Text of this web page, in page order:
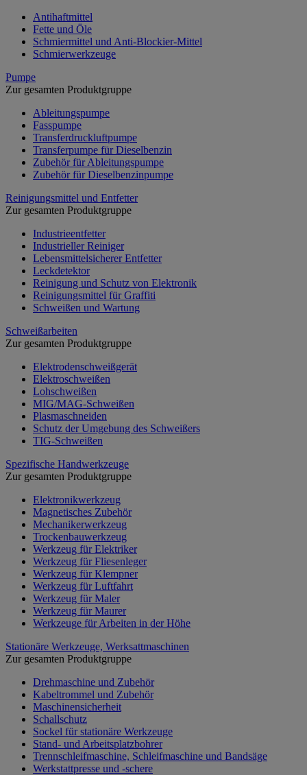
Antihaftmittel
Fette und Öle
Schmiermittel und Anti-Blockier-Mittel
Schmierwerkzeuge
Pumpe
Zur gesamten Produktgruppe
Ableitungspumpe
Fasspumpe
Transferdruckluftpumpe
Transferpumpe für Dieselbenzin
Zubehör für Ableitungspumpe
Zubehör für Dieselbenzinpumpe
Reinigungsmittel und Entfetter
Zur gesamten Produktgruppe
Industrieentfetter
Industrieller Reiniger
Lebensmittelsicherer Entfetter
Leckdetektor
Reinigung und Schutz von Elektronik
Reinigungsmittel für Graffiti
Schweißen und Wartung
Schweißarbeiten
Zur gesamten Produktgruppe
Elektrodenschweißgerät
Elektroschweißen
Lohschweißen
MIG/MAG-Schweißen
Plasmaschneiden
Schutz der Umgebung des Schweißers
TIG-Schweißen
Spezifische Handwerkzeuge
Zur gesamten Produktgruppe
Elektronikwerkzeug
Magnetisches Zubehör
Mechanikerwerkzeug
Trockenbauwerkzeug
Werkzeug für Elektriker
Werkzeug für Fliesenleger
Werkzeug für Klempner
Werkzeug für Luftfahrt
Werkzeug für Maler
Werkzeug für Maurer
Werkzeuge für Arbeiten in der Höhe
Stationäre Werkzeuge, Werksattmaschinen
Zur gesamten Produktgruppe
Drehmaschine und Zubehör
Kabeltrommel und Zubehör
Maschinensicherheit
Schallschutz
Sockel für stationäre Werkzeuge
Stand- und Arbeitsplatzbohrer
Trennschleifmaschine, Schleifmaschine und Bandsäge
Werkstattpresse und -schere